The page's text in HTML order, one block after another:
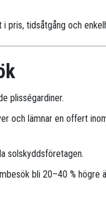
i pris, tidsåtgång och
plisségardiner.
och lämnar en offert
solskyddsföretagen.
bli 20–40 % högre